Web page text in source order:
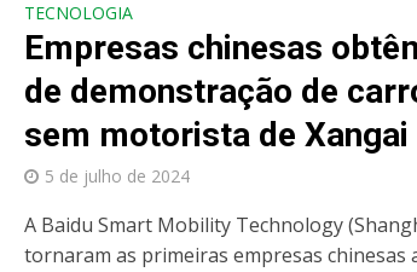
TECNOLOGIA
Empresas chinesas
de demonstração de
sem motorista de Xangai
5 de julho de 2024
A Baidu Smart Mobility Technology
tornaram as primeiras empresas chinesas